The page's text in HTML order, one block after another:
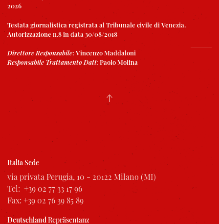
2026
Testata giornalistica registrata al Tribunale civile di Venezia.
Autorizzazione n.8 in data 30/08/2018
Direttore Responsabile: Vincenzo Maddaloni
Responsabile Trattamento Dati: Paolo Molina
ItaliaSede
via privata Perugia, 10 - 20122 Milano (MI)
Tel: +39 02 77 33 17 96
Fax: +39 02 76 39 85 89
DeutschlandRepräsentanz